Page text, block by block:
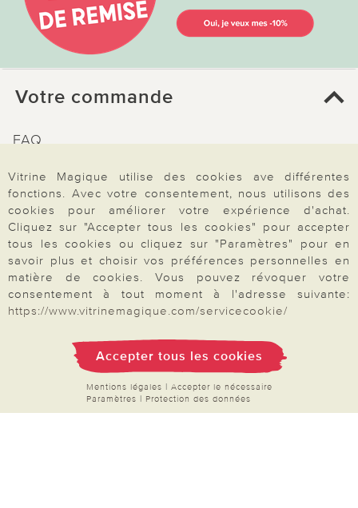
Votre commande
FAQ
Inscription Newsletter
Demande de catalogue
Données personnelles
Droit de rétractation
Rétractation
Paiement & Livraison
Vitrine Magique utilise des cookies ave différentes
fonctions. Avec votre consentement, nous utilisons des
cookies pour améliorer votre expérience d'achat.
Cliquez sur "Accepter tous les cookies" pour accepter
tous les cookies ou cliquez sur "Paramètres" pour en
savoir plus et choisir vos préférences personnelles en
matière de cookies. Vous pouvez révoquer votre
consentement à tout moment à l'adresse suivante:
https://www.vitrinemagique.com/servicecookie/
Accepter tous les cookies
Mentions légales | Accepter le nécessaire
Paramètres | Protection des données